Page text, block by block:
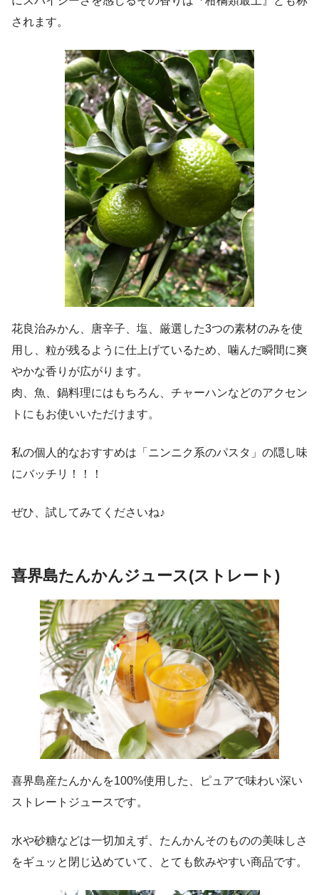
されます。
花良治みかん、唐辛子、塩、厳選した3つの素材のみを使
用し、粒が残るように仕上げているため、噛んだ瞬間に爽
やかな香りが広がります。
肉、魚、鍋料理にはもちろん、チャーハンなどのアクセン
トにもお使いいただけます。
私の個人的なおすすめは「ニンニク系のパスタ」の隠し味
にバッチリ！！！
ぜひ、試してみてくださいね♪
喜界島たんかんジュース(ストレート)
喜界島産たんかんを100%使用した、ピュアで味わい深い
ストレートジュースです。
水や砂糖などは一切加えず、たんかんそのものの美味しさ
をギュッと閉じ込めていて、とても飲みやすい商品です。